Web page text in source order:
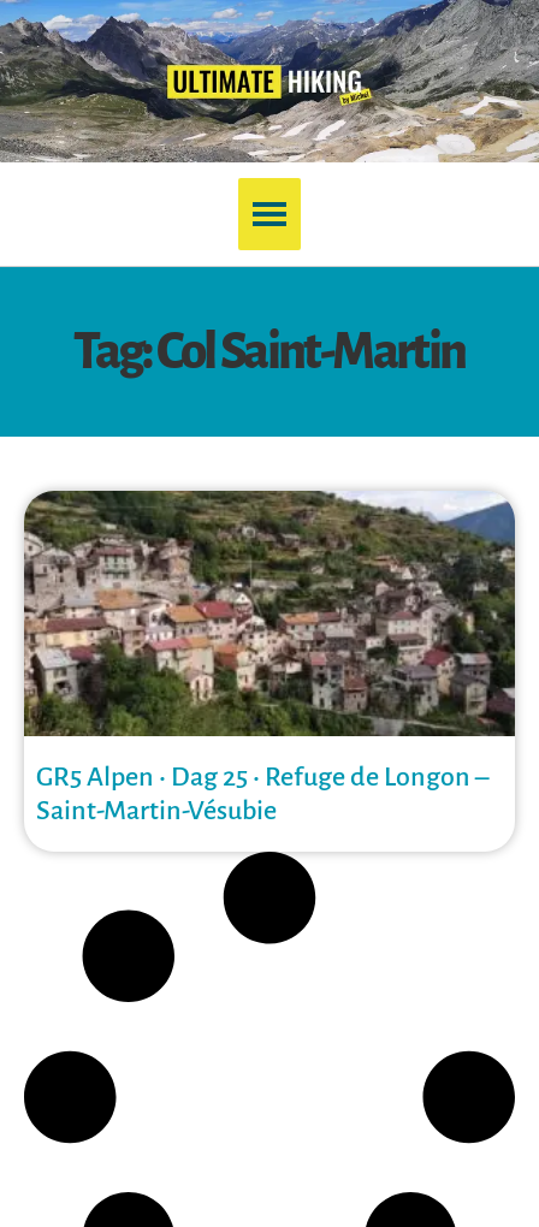
Tag: Col Saint-Martin
GR5 Alpen • Dag 25 • Refuge de Longon –
Saint-Martin-Vésubie